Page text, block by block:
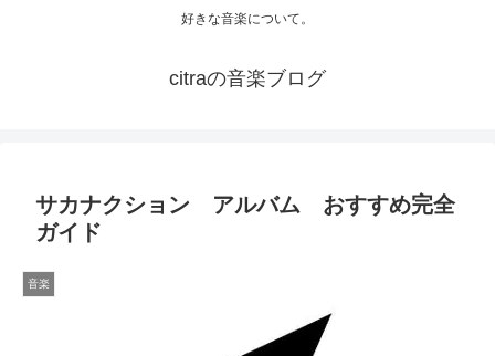
好きな音楽について。
citraの音楽ブログ
サカナクション アルバム おすすめ完全
ガイド
音楽